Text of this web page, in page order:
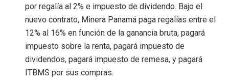
por regalía al 2% e impuesto de dividendo. Bajo el
nuevo contrato, Minera Panamá paga regalías entre el
12% al 16% en función de la ganancia bruta, pagará
impuesto sobre la renta, pagará impuesto de
dividendos, pagará impuesto de remesa, y pagará
ITBMS por sus compras.